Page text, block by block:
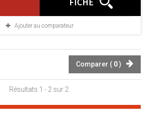
Ajouter au comparateur
Comparer ( 0)
Résultats 1 - 2 sur 2.